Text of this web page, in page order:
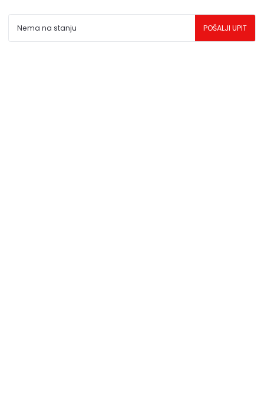
** Sve cene su sa uračunatim PDV-om, plaćanje se vrši
Nema na stanju POŠALJI UPIT